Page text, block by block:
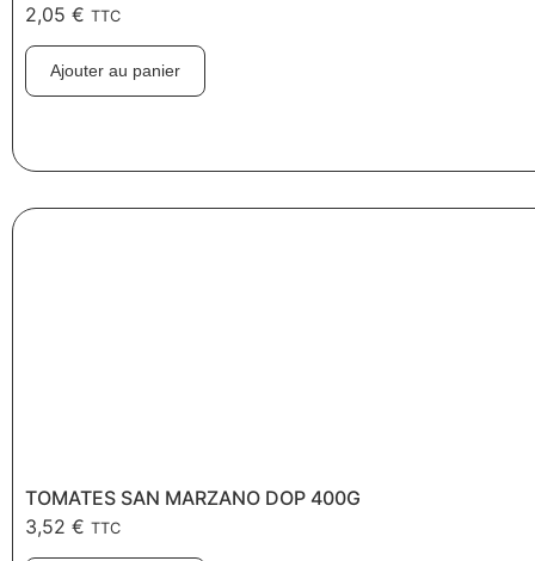
2,05 € TTC
Ajouter au panier
TOMATES SAN MARZANO DOP 400G
3,52 € TTC